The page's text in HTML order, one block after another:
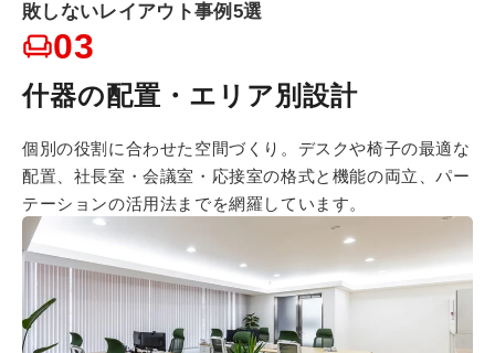
敗しないレイアウト事例5選
03
什器の配置・エリア別設計
個別の役割に合わせた空間づくり。デスクや椅子の最適な
配置、社長室・会議室・応接室の格式と機能の両立、パー
テーションの活用法までを網羅しています。